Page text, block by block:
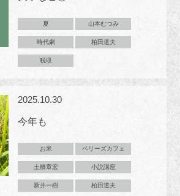
夏 山本むつみ
時代劇 柏田道夫
税収
2025.10.30
今年も
お米 ベリーズカフェ
土橋章宏 小説講座
新井一樹 柏田道夫